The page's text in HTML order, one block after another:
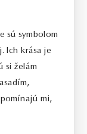
sú symbolom
Ich krása je
si želám
mi,